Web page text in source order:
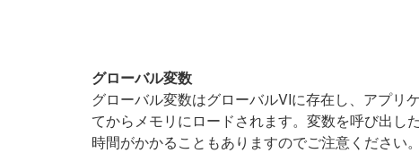
グローバル変数
グローバル変数はグローバルVIに存在し、アプリ
てからメモリにロードされます。変数を呼び出し
時間がかかることもありますのでご注意ください。